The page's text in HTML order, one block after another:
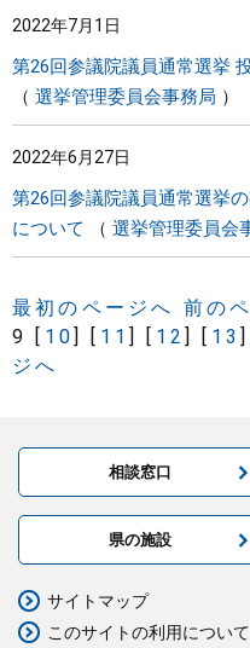
2022年7月1日
第26回参議院議員通常選挙
選挙管理委員会事務局
2022年6月27日
第26回参議院議員通常選挙
について
選挙管理委員会
最初のページへ 前の
9
[ 10] [ 11] [ 12] [ 13]
ジへ
相談窓口
県の施設
サイトマップ
このサイトの利用について